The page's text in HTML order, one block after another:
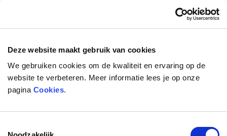
Deze website maakt gebruik van cookies
We gebruiken cookies om de kwaliteit en ervaring op de
website te verbeteren. Meer informatie lees je op onze
pagina Cookies.